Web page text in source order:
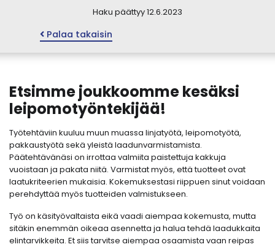
Haku päättyy 12.6.2023
Palaa takaisin
Etsimme joukkoomme kesäksi
leipomotyöntekijää!
Työtehtäviin kuuluu muun muassa linjatyötä, leipomotyötä,
pakkaustyötä sekä yleistä laadunvarmistamista.
Päätehtävänäsi on irrottaa valmiita paistettuja kakkuja
vuoistaan ja pakata niitä. Varmistat myös, että tuotteet ovat
laatukriteerien mukaisia. Kokemuksestasi riippuen sinut voidaan
perehdyttää myös tuotteiden valmistukseen.
Työ on käsityövaltaista eikä vaadi aiempaa kokemusta, mutta
sitäkin enemmän oikeaa asennetta ja halua tehdä laadukkaita
elintarvikkeita. Et siis tarvitse aiempaa osaamista vaan reipas